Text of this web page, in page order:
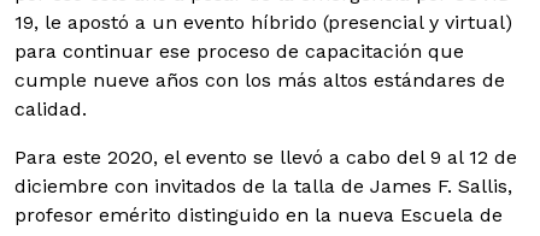
19, le apostó a un evento híbrido (presencial y virtual)
para continuar ese proceso de capacitación que
cumple nueve años con los más altos estándares de
calidad.
Para este 2020, el evento se llevó a cabo del 9 al 12 de
diciembre con invitados de la talla de James F. Sallis,
profesor emérito distinguido en la nueva Escuela de